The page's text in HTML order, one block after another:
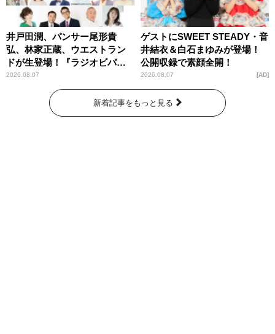
井戸田潤、パンサー尾形貴
弘、林家正蔵、ウエストラン
ドが生登場！『ラジオビバリ
ー昼ズ』
2026.08.07
ゲストにSWEET STEADY・音
井結衣＆白石まゆみが登場！
公開収録で素顔全開！
2026.08.07 AD
新着記事をもっと見る